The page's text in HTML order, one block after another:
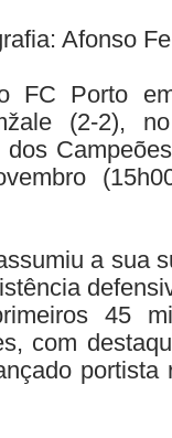
Afonso
FC Porto
(2-2),
a sua
45
com